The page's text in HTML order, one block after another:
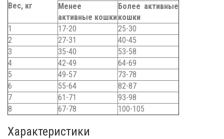
Вес, кг
Менее
активные кошки
Более активные
кошки
1
17-20
25-30
2
27-31
40-45
3
35-40
53-58
4
42-49
64-69
5
49-57
73-78
6
55-64
82-87
7
61-71
93-98
8
67-78 100-105
Характеристики